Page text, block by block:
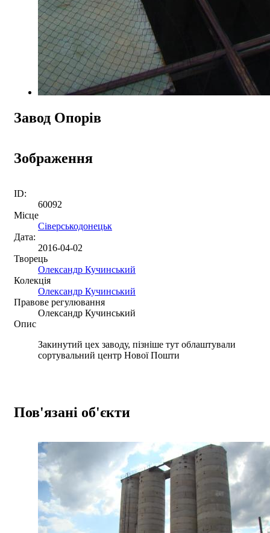
Завод Опорів
Зображення
ID:
60092
Місце
Сіверськодонецьк
Дата:
2016-04-02
Творець
Олександр Кучинський
Колекція
Олександр Кучинський
Правове регулювання
Олександр Кучинський
Опис
Закинутий цех заводу, пізніше тут облаштували
сортувальний центр Нової Пошти
Пов'язані об'єкти